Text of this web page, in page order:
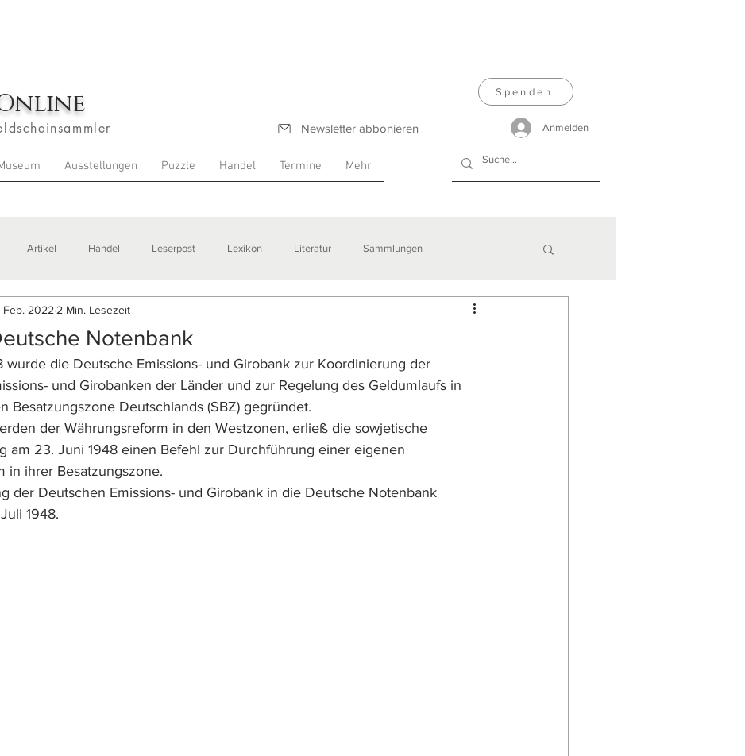
Newsletter abbonieren
Ausstellungen Puzzle Handel Termine Mehr
Spenden
Anmelden
Artikel Handel Leserpost Lexikon Literatur Sammlungen
Ausstellungen
Notenbank
Feb. 2022 2 Min. Lesezeit
wurde die Deutsche Emissions- und Girobank zur Koordinierung der
und Girobanken der Länder und zur Regelung des Geldumlaufs in
Besatzungszone Deutschlands (SBZ) gegründet.
der Währungsreform in den Westzonen, erließ die sowjetische
am 23. Juni 1948 einen Befehl zur Durchführung einer eigenen
in ihrer Besatzungszone.
der Deutschen Emissions- und Girobank in die Deutsche Notenbank
1948.